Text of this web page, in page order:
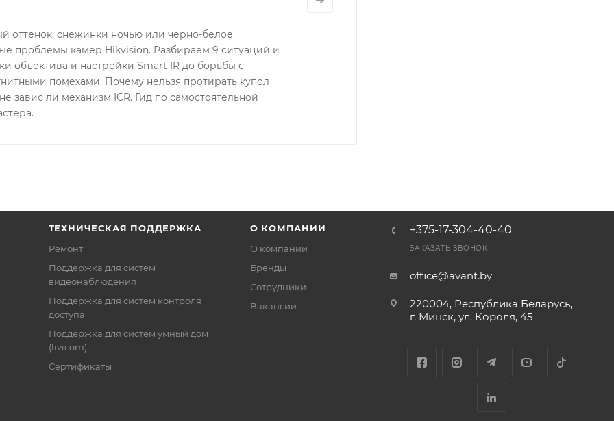
оттенок, снежинки ночью или черно-белое
проблемы камер Hikvision. Разбираем 9 ситуаций и
объектива и настройки Smart IR до борьбы с
помехами. Почему нельзя протирать купол
завис ли механизм ICR. Гид по самостоятельной
ТЕХНИЧЕСКАЯ ПОДДЕРЖКА
Ремонт
Поддержка для систем
видеонаблюдения
Поддержка для систем контроля
доступа
Поддержка для систем умный дом
(livicom)
Сертификаты
О КОМПАНИИ
О компании
Бренды
Сотрудники
Вакансии
+375-17-304-40-40
ЗАКАЗАТЬ ЗВОНОК
office@avant.by
220004, Республика Беларусь,
г. Минск, ул. Короля, 45